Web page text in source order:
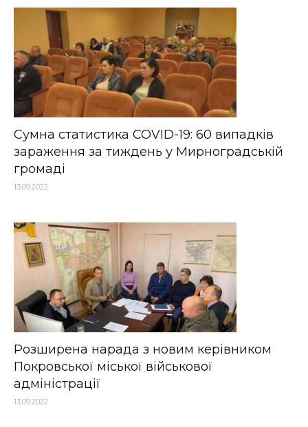
Сумна статистика COVID-19: 60 випадків
зараження за тиждень у Мирноградській
громаді
13.09.2022
Розширена нарада з новим керівником
Покровської міської військової
адміністрації
13.09.2022